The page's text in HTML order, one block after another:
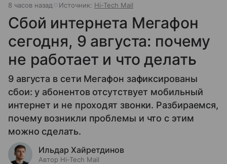
8 часов назад Источник: Hi-Tech Mail
Сбой интернета Мегафон
сегодня, 9 августа: почему
не работает и что делать
9 августа в сети Мегафон зафиксированы
сбои: у абонентов отсутствует мобильный
интернет и не проходят звонки. Разбираемся,
почему возникли проблемы и что с этим
можно сделать.
Ильдар Хайретдинов
Автор Hi-Tech Mail